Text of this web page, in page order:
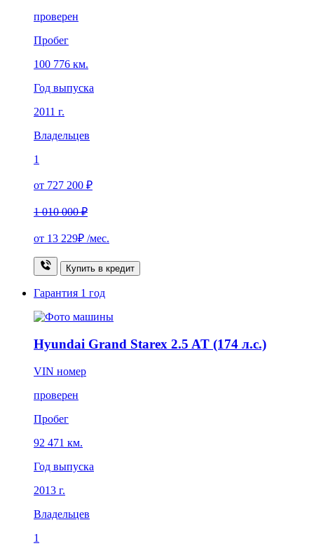
проверен
Пробег
100 776 км.
Год выпуска
2011 г.
Владельцев
1
от 727 200 ₽
1 010 000 ₽
от 13 229₽ /мес.
Купить в кредит
Гарантия 1 год
Hyundai Grand Starex 2.5 AT (174 л.с.)
VIN номер
проверен
Пробег
92 471 км.
Год выпуска
2013 г.
Владельцев
1